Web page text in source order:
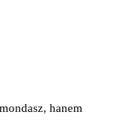
hanem